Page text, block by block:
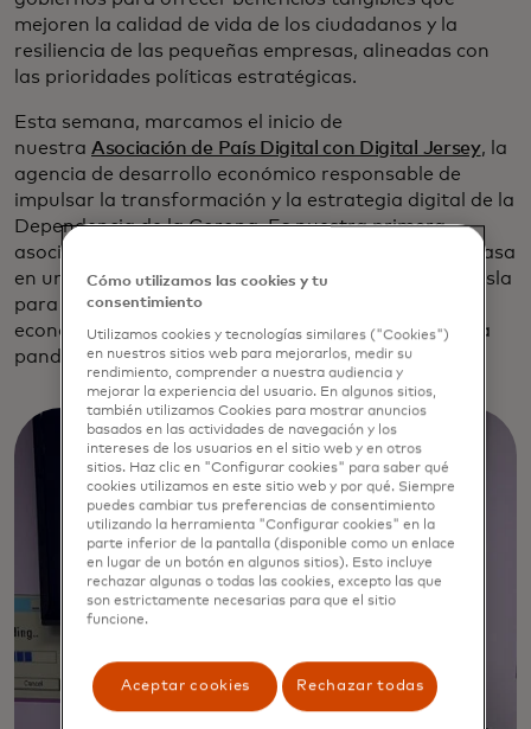
mejoren la calidad de vida de los ciudadanos y la
resiliencia de las pequeñas empresas, alineadas con
las prioridades políticas estratégicas.
Esta semana, marcamos el inicio de
nuestra Asociación de País Digital con Digital Jersey, la
agencia de desarrollo económico responsable de
impulsar la transformación y la estrategia digital de la
Dependencia de la Corona. Es nuestra primera
asociación de este tipo en las Islas Británicas y se basa
en una colaboración anterior con el gobierno de la isla
para implementar el plan de estímulo
económico“Gastar localmente”durante el pico de la
pandemia de Covid-19.
Cómo utilizamos las cookies y tu
consentimiento
Utilizamos cookies y tecnologías similares ("Cookies")
en nuestros sitios web para mejorarlos, medir su
rendimiento, comprender a nuestra audiencia y
mejorar la experiencia del usuario. En algunos sitios,
también utilizamos Cookies para mostrar anuncios
basados en las actividades de navegación y los
intereses de los usuarios en el sitio web y en otros
sitios. Haz clic en "Configurar cookies" para saber qué
cookies utilizamos en este sitio web y por qué. Siempre
puedes cambiar tus preferencias de consentimiento
utilizando la herramienta "Configurar cookies" en la
parte inferior de la pantalla (disponible como un enlace
en lugar de un botón en algunos sitios). Esto incluye
rechazar algunas o todas las cookies, excepto las que
son estrictamente necesarias para que el sitio
funcione.
Aceptar cookies Rechazar todas